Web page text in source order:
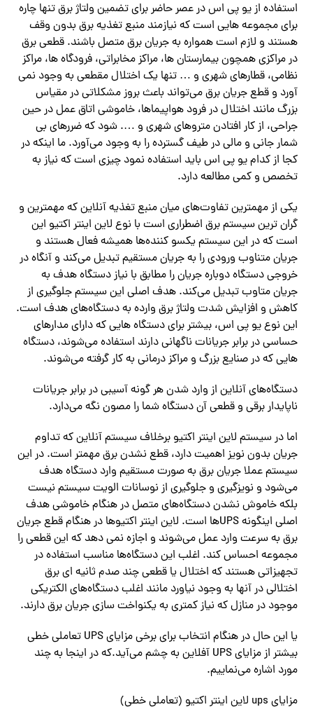
استفاده از یو پی اس در عصر حاضر برای تضمین ولتاژ برق تنها چاره
برای مجموعه هایی است که نیازمند منبع تغذیه برق بدون وقف
هستند و لازم است همواره به جریان برق متصل باشند. قطعی برق
در مراکزی همچون بیمارستان ها، مراکز مخابراتی، فرودگاه ها، مراکز
نظامی، قطارهای شهری و … تنها یک اختلال مقطعی به وجود نمی
آورد و قطع جریان برق‌ می‌تواند باعث بروز مشکلاتی در مقیاس
بزرگ مانند اختلال در فرود هواپیماها، خاموشی اتاق عمل در حین
جراحی، از کار افتادن متروهای شهری و …. شود که ضررهای بی
شمار جانی و مالی در طیف گسترده را به وجود‌ می‌آورد. ما اینکه در
کجا از کدام یو پی اس باید استفاده نمود چیزی است که نیاز به
تخصص و کمی مطالعه دارد.
یکی از مهمترین تفاوت‌های میان منبع تغذیه آنلاین که مهمترین و
گران ترین سیستم برق اضطراری است با نوع لاین اینتر اکتیو این
است که در این سیستم یکسو کننده‌ها همیشه فعال هستند و
جریان متناوب ورودی را به جریان مستقیم تبدیل‌ می‌کند و آنگاه در
خروجی دستگاه دوباره جریان را مطابق با نیاز دستگاه هدف به
جریان متاوب تبدیل‌ می‌کند. هدف اصلی این سیستم جلوگیری از
کاهش و افزایش شدت ولتاژ برق وارده به دستگاه‌های هدف است.
این نوع یو پی اس، بیشتر برای دستگاه هایی که دارای مدارهای
حساسی در برابر جریانات ناگهانی دارند استفاده‌ می‌شوند، دستگاه
هایی که در صنایع بزرگ و مراکز درمانی به کار گرفته‌ می‌شوند.
دستگاه‌های آنلاین از وارد شدن هر گونه آسیبی در برابر جریانات
ناپایدار برقی و قطعی آن دستگاه شما را مصون نگه‌ می‌دارد.
اما در سیستم لاین اینتر اکتیو برخلاف سیستم آنلاین که تداوم
جریان بدون نویز اهمیت دارد، قطع نشدن برق مهمتر است. در این
سیستم عملا جریان برق به صورت مستقیم وارد دستگاه هدف‌
می‌شود و نویزگیری و جلوگیری از نوسانات الویت سیستم نیست
بلکه خاموش نشدن دستگاه‌های متصل در هنگام خاموشی هدف
اصلی اینگونه UPS‌ها است. لاین اینتر اکتیوها در هنگام قطع جریان
برق به سرعت وارد عمل‌ می‌شوند و اجازه نمی دهد که این قطعی را
مجموعه احساس کند. اغلب این دستگاه‌ها مناسب استفاده در
تجهیزاتی هستند که اختلال یا قطعی چند صدم ثانیه ای برق
اختلالی در آنها به وجود نیاورد مانند اغلب دستگاه‌های الکتریکی
موجود در منازل که نیاز کمتری به یکنواخت سازی جریان برق دارند.
یا این حال در هنگام انتخاب برای برخی مزایای UPS تعاملی خطی
بیشتر از مزایای UPS آفلاین به چشم‌ می‌آید.که در اینجا به چند
مورد اشاره‌ می‌نماییم.
مزایای ups لاین اینتر اکتیو (تعاملی خطی)